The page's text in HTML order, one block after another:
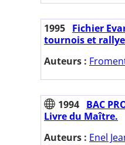
1995 Fichier
tournois et
Auteurs :
1994 BAC
Livre du Maître.
Auteurs : Enel